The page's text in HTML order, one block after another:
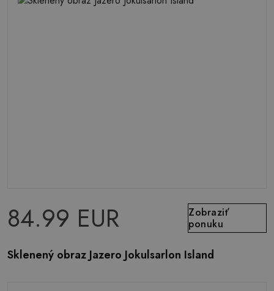
84.99 EUR
Zobraziť
ponuku
Sklenený obraz Jazero Jokulsarlon Island